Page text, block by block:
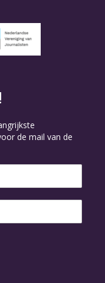
de mail van de